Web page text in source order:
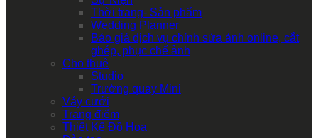
Thời trang- Sản phẩm
Wedding Planner
Báo giá dịch vụ chỉnh sửa ảnh online, cắt
ghép, phục chế ảnh
Cho thuê
Studio
Trường quay Mini
Váy cưới
Trang điểm
Thiết Kế Đồ Họa